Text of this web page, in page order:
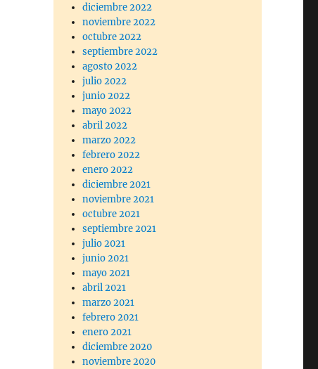
diciembre 2022
noviembre 2022
octubre 2022
septiembre 2022
agosto 2022
julio 2022
junio 2022
mayo 2022
abril 2022
marzo 2022
febrero 2022
enero 2022
diciembre 2021
noviembre 2021
octubre 2021
septiembre 2021
julio 2021
junio 2021
mayo 2021
abril 2021
marzo 2021
febrero 2021
enero 2021
diciembre 2020
noviembre 2020